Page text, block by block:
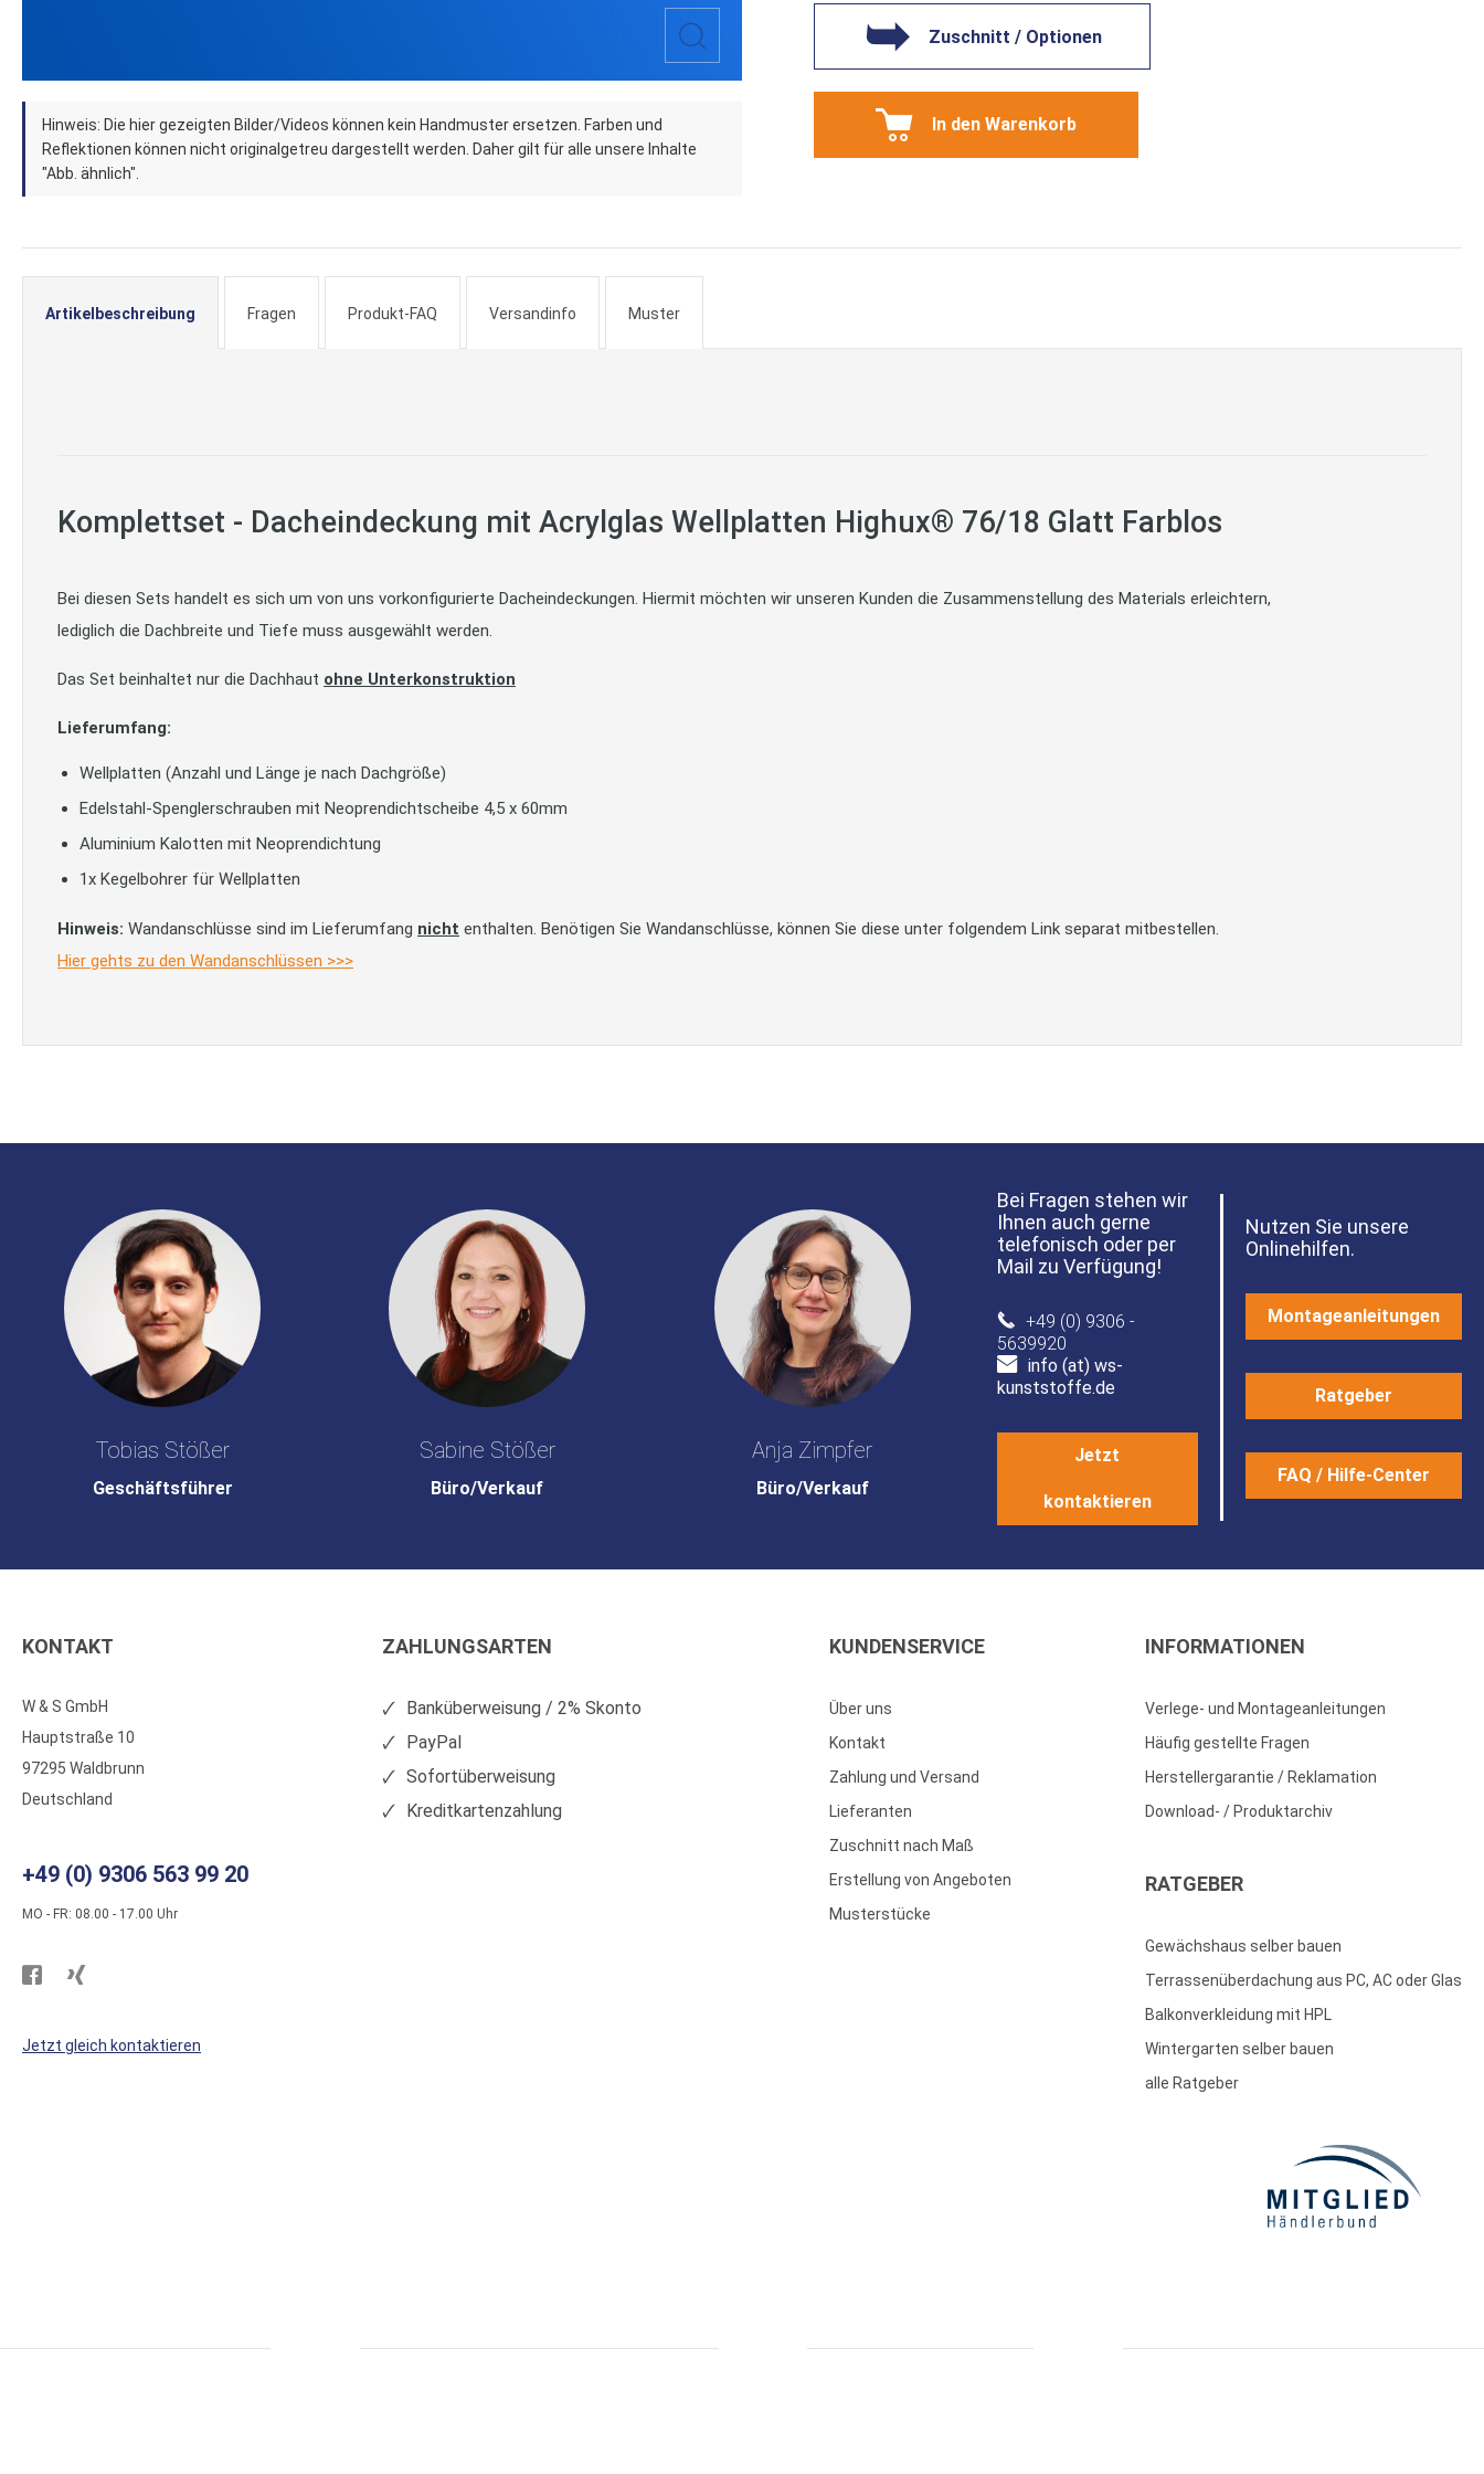
Zum
Anfang
der
Bildergalerie
Hinweis: Die hier gezeigten Bilder/Videos können kein Handmuster ersetzen. Farben und
Reflektionen können nicht originalgetreu dargestellt werden. Daher gilt für alle unsere Inhalte
"Abb. ähnlich".
Zuschnitt / Optionen
In den Warenkorb
Artikelbeschreibung
Komplettset - Dacheindeckung mit Acrylglas Wellplatten Highux® 76/18 Glatt Farblos
Bei diesen Sets handelt es sich um von uns vorkonfigurierte Dacheindeckungen. Hiermit möchten wir unseren Kunden die Zusammenstellung des Materials erleichtern,
lediglich die Dachbreite und Tiefe muss ausgewählt werden.
Das Set beinhaltet nur die Dachhaut ohne Unterkonstruktion
Lieferumfang:
Wellplatten (Anzahl und Länge je nach Dachgröße)
Edelstahl-Spenglerschrauben mit Neoprendichtscheibe 4,5 x 60mm
Aluminium Kalotten mit Neoprendichtung
1x Kegelbohrer für Wellplatten
Hinweis: Wandanschlüsse sind im Lieferumfang nicht enthalten. Benötigen Sie Wandanschlüsse, können Sie diese unter folgendem Link separat mitbestellen.
Hier gehts zu den Wandanschlüssen >>>
Fragen Produkt-FAQ Versandinfo Muster
Tobias Stößer
Geschäftsführer
Sabine Stößer
Büro/Verkauf
Anja Zimpfer
Büro/Verkauf
Bei Fragen stehen wir
Ihnen auch gerne
telefonisch oder per
Mail zu Verfügung!
+49 (0) 9306 -
5639920
info (at) ws-
kunststoffe.de
Jetzt
kontaktieren
Nutzen Sie unsere
Onlinehilfen.
Montageanleitungen
Ratgeber
FAQ / Hilfe-Center
KONTAKT
W & S GmbH
Hauptstraße 10
97295 Waldbrunn
Deutschland
+49 (0) 9306 563 99 20
MO - FR: 08.00 - 17.00 Uhr
Besuchen
WS
WS
Jetzt gleich kontaktieren
ZAHLUNGSARTEN
Banküberweisung / 2% Skonto
PayPal
Sofortüberweisung
Kreditkartenzahlung
KUNDENSERVICE
Über uns
Kontakt
Zahlung und Versand
Lieferanten
Zuschnitt nach Maß
Erstellung von Angeboten
Musterstücke
INFORMATIONEN
Verlege- und Montageanleitungen
Häufig gestellte Fragen
Herstellergarantie / Reklamation
Download- / Produktarchiv
RATGEBER
Gewächshaus selber bauen
Terrassenüberdachung aus PC, AC oder Glas
Balkonverkleidung mit HPL
Wintergarten selber bauen
alle Ratgeber